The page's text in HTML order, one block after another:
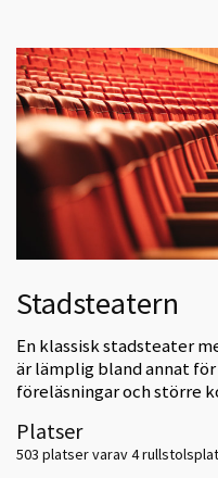
Stadsteatern
En klassisk stadsteater
är lämplig bland annat
föreläsningar och större
Platser
503 platser varav 4